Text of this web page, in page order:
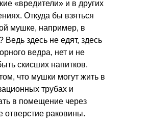
«вредители» и в других
Откуда бы взяться
мушке, например, в
Ведь здесь не едят, здесь
ведра, нет и не
скисших напитков.
что мушки могут жить в
трубах и
в помещение через
отверстие раковины.